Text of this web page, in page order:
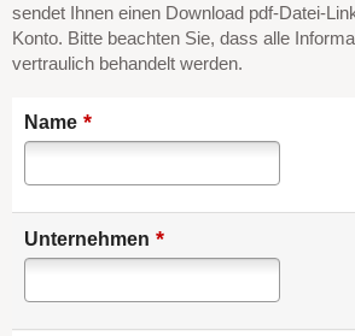
sendet Ihnen einen Download pdf-Datei-
Konto. Bitte beachten Sie, dass alle
vertraulich behandelt werden.
Name *
Unternehmen *